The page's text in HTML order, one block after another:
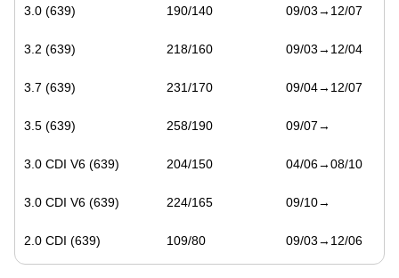
3.0 (639) 190/140 09/03→12/07
3.2 (639) 218/160 09/03→12/04
3.7 (639) 231/170 09/04→12/07
3.5 (639) 258/190 09/07→
3.0 CDI V6 (639) 204/150 04/06→08/10
3.0 CDI V6 (639) 224/165 09/10→
2.0 CDI (639) 109/80 09/03→12/06
Замена масла в Санкт-
Петербурге
24 адресов станций